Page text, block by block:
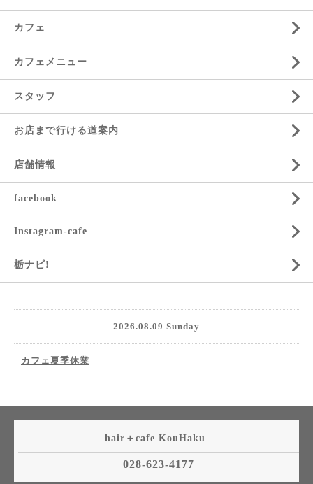
カフェ
カフェメニュー
スタッフ
お店まで行ける道案内
店舗情報
facebook
Instagram-cafe
栃ナビ!
2026.08.09 Sunday
カフェ夏季休業
hair＋cafe KouHaku
028-623-4177